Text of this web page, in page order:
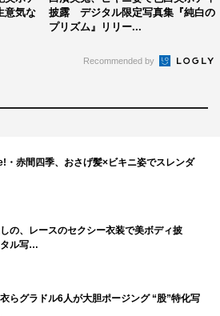
意気な
披露 デジタル限定写真集『純白の
プリズム』リリー...
Recommended by
・赤間四季、おさげ髪×ビキニ姿でスレンダ
の、レースのセクシー衣装で美ボディ披
ル写…
らグラドル6人が大胆ポージング “股”特化写